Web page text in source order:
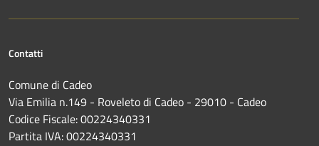
Contatti
Comune di Cadeo
Via Emilia n.149 - Roveleto di Cadeo - 29010 - Cadeo
Codice Fiscale: 00224340331
Partita IVA: 00224340331